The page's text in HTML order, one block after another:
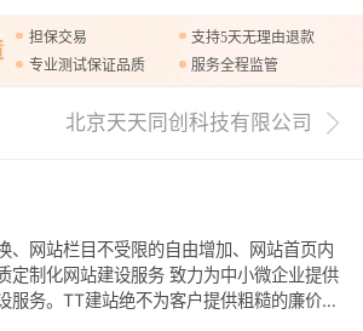
发工作 节省客户的时间、成本。
担保交易
支持5天无理由退款
专业测试保证品质
服务全程监管
北京天天同创科技有限公司
、网站栏目不受限的自由增加、网站首页内
定制化网站建设服务 致力为中小微企业提供
服务。TT建站绝不为客户提供粗糙的廉价模